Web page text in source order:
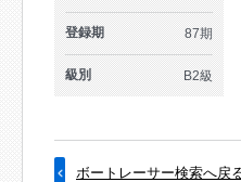
登録期 87期
級別 B2級
ボートレーサー検索へ戻